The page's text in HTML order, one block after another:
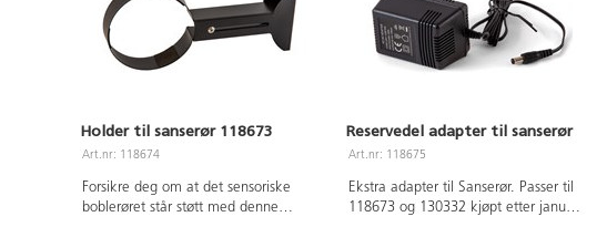
Holder til sanserør 118673
Art.nr: 118674
Forsikre deg om at det sensoriske
boblerøret står støtt med denne
Reservedel adapter til sanserør
Art.nr: 118675
Ekstra adapter til Sanserør. Passer til
118673 og 130332 kjøpt etter januar